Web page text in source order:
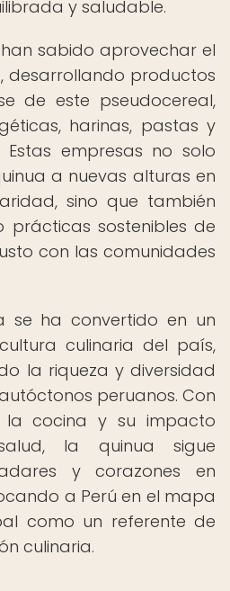
y saludable.
sabido aprovechar el
desarrollando productos
de este pseudocereal,
harinas, pastas y
Estas empresas no solo
a nuevas alturas en
sino que también
prácticas sostenibles de
con las comunidades
se ha convertido en un
culinaria del país,
la riqueza y diversidad
peruanos. Con
la cocina y su impacto
la quinua sigue
y corazones en
a Perú en el mapa
como un referente de
culinaria.